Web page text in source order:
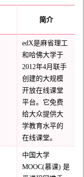
简介
edX是麻省理工
和哈佛大学于
2012年4月联手
创建的大规模
开放在线课堂
平台。它免费
给大众提供大
学教育水平的
在线课堂。
中国大学
MOOC(慕课) 是